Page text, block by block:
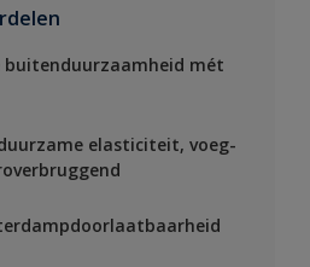
buitenduurzaamheid mét
elasticiteit, voeg-